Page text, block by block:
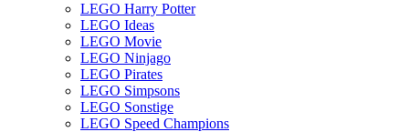
LEGO Harry Potter
LEGO Ideas
LEGO Movie
LEGO Ninjago
LEGO Pirates
LEGO Simpsons
LEGO Sonstige
LEGO Speed Champions